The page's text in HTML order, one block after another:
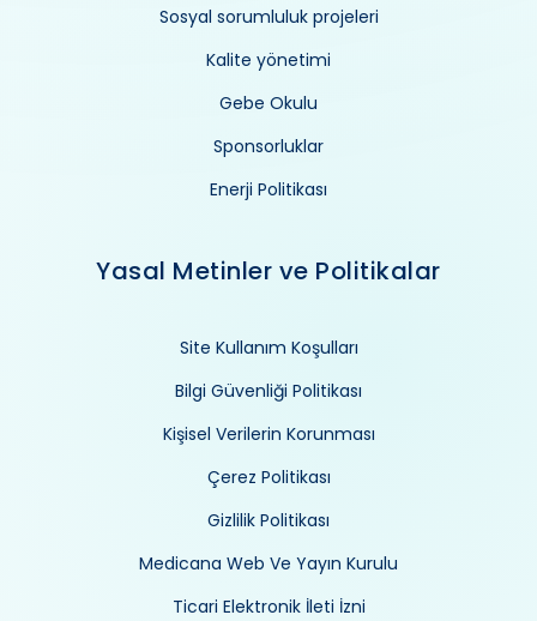
Sosyal sorumluluk projeleri
Kalite yönetimi
Gebe Okulu
Sponsorluklar
Enerji Politikası
Yasal Metinler ve Politikalar
Site Kullanım Koşulları
Bilgi Güvenliği Politikası
Kişisel Verilerin Korunması
Çerez Politikası
Gizlilik Politikası
Medicana Web Ve Yayın Kurulu
Ticari Elektronik İleti İzni